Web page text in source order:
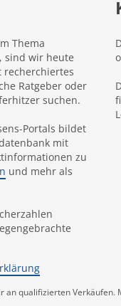
Thema
sind wir heute
Ratgeber oder
suchen.
Portals bildet
mit
zu
und mehr als
an qualifizierten Verkäufen.